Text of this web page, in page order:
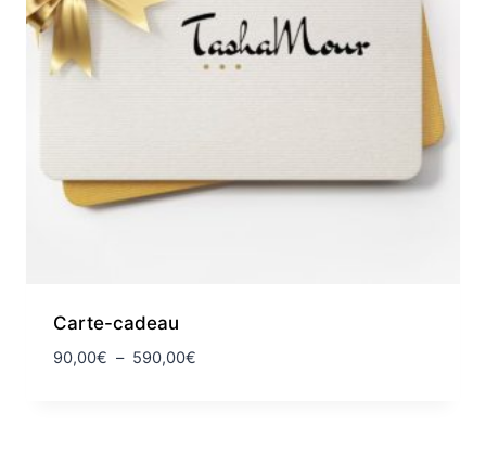
Carte-cadeau
90,00€ – 590,00€Plage